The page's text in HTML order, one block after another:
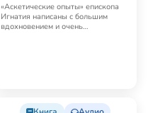
«Аскетические опыты» епископа
Игнатия написаны с большим
вдохновением и очень